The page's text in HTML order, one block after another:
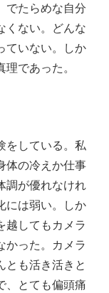
でたらめな自分
くない。どんな
ていない。しか
であった。
をしている。私
体の冷えか仕事
調が優れなけれ
には弱い。しか
越してもカメラ
かった。カメラ
とも活き活きと
、とても偏頭痛